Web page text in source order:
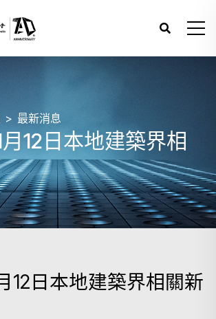
最新消息
12日本地建築界相
12日本地建築界相關新